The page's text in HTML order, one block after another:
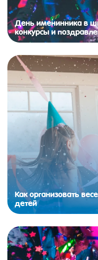
День именинника в
конкурсы и
Как организовать
детей